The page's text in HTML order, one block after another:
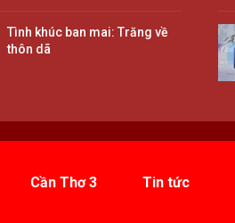
Tình khúc ban mai: Trăng về
thôn dã
Cần Thơ 3 Tin tức